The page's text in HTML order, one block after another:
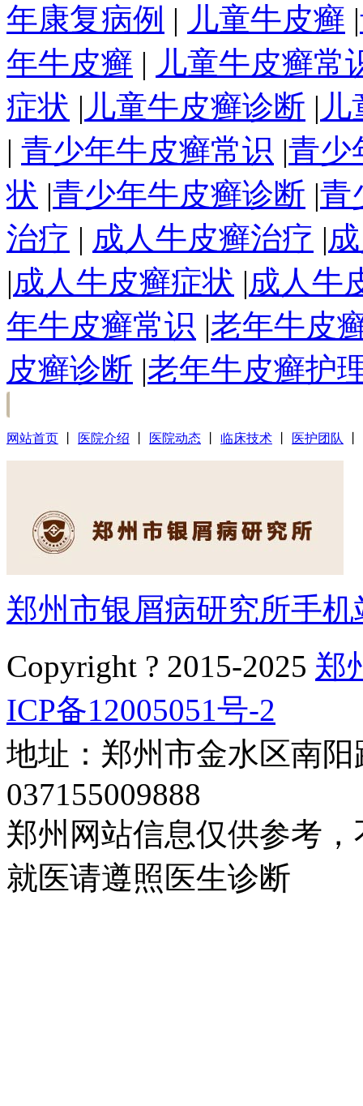
年康复病例 | 儿童牛皮癣 |
年牛皮癣 | 儿童牛皮癣常
症状 | 儿童牛皮癣诊断 |
| 青少年牛皮癣常识 |青少
状 |青少年牛皮癣诊断 |青
治疗 | 成人牛皮癣治疗 |
|成人牛皮癣症状 |成人牛
年牛皮癣常识 |老年牛皮
皮癣诊断 |老年牛皮癣护
网站首页 医院介绍 医院动态 临床技术 医护团队
郑州市银屑病研究所手机
Copyright ? 2015-2025 郑
ICP备12005051号-2
地址：郑州市金水区南
037155009888
郑州网站信息仅供参考
就医请遵照医生诊断